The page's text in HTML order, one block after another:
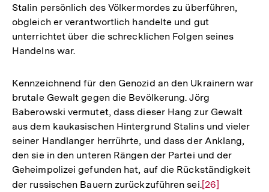
der
Fußnote
Stalin persönlich des Völkermordes zu überführen,
obgleich er verantwortlich handelte und gut
unterrichtet über die schrecklichen Folgen seines
Handelns war.
Kennzeichnend für den Genozid an den Ukrainern war
brutale Gewalt gegen die Bevölkerung. Jörg
Baberowski vermutet, dass dieser Hang zur Gewalt
aus dem kaukasischen Hintergrund Stalins und vieler
seiner Handlanger herrührte, und dass der Anklang,
den sie in den unteren Rängen der Partei und der
Geheimpolizei gefunden hat, auf die Rückständigkeit
der russischen Bauern zurückzuführen sei.Zur
[26]